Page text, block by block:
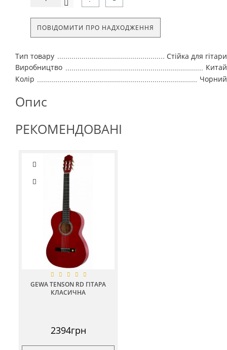
ПОВІДОМИТИ ПРО НАДХОДЖЕННЯ
Тип товару
Стійка для гітари
Виробництво
Китай
Колір
Чорний
Опис
РЕКОМЕНДОВАНІ
GEWA TENSON RD ГІТАРА
КЛАСИЧНА
2394грн